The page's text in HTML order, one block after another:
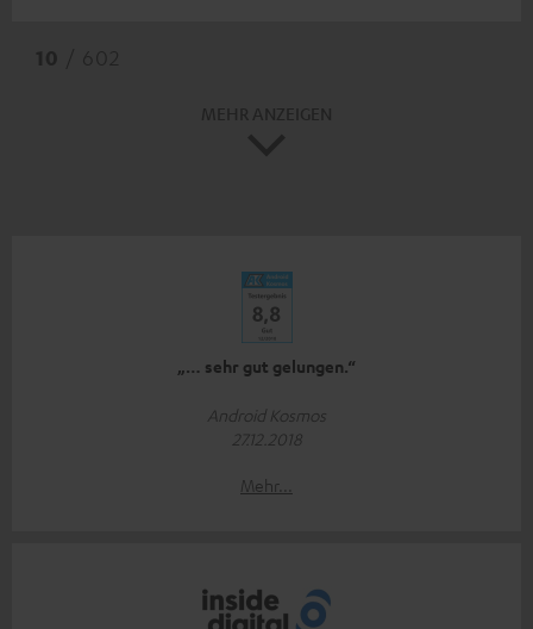
„… sehr gut gelungen.“
Android Kosmos
27.12.2018
Mehr...